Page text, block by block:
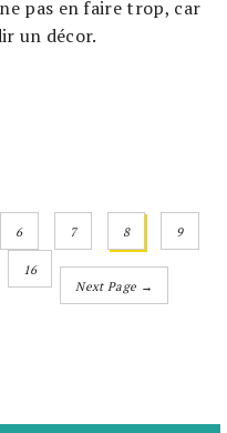
pas en faire trop, car
un décor.
6 7 8 9
16
Next Page →